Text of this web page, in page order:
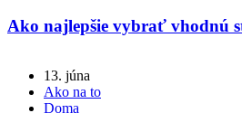
Ako najlepšie vybrať vhodnú
13. júna
Ako na to
Doma